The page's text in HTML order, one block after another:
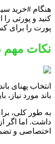
هنگام #خرید
کنید و پورتی
پورت را برای
نکات مهم
انتخاب پهنای
باند مورد
داشت. اما اگر
اختصاصی و